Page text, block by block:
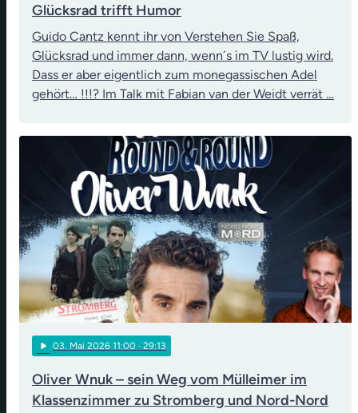
Glücksrad trifft Humor
Guido Cantz kennt ihr von Verstehen Sie Spaß,
Glücksrad und immer dann, wenn´s im TV lustig wird.
Dass er aber eigentlich zum monegassischen Adel
gehört… !!!? Im Talk mit Fabian van der Weidt verrät …
play_arrow 03. Mai 2026 11:00 · 29:13
Oliver Wnuk – sein Weg vom Mülleimer im
Klassenzimmer zu Stromberg und Nord-Nord